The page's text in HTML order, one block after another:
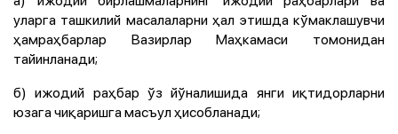
уларга ташкилий масалаларни ҳал этишда кўмаклашувчи
ҳамраҳбарлар Вазирлар Маҳкамаси томонидан
тайинланади;
б) ижодий раҳбар ўз йўналишида янги иқтидорларни
юзага чиқаришга масъул ҳисобланади;